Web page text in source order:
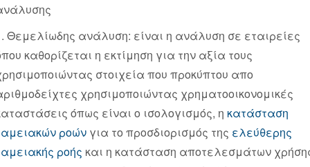
Θεμελίωδης ανάλυση: είναι η ανάλυση σε εταιρείες
καθορίζεται η εκτίμηση για την αξία τους
στοιχεία που προκύπτου απο
χρησιμοποιώντας χρηματοοικονομικές
όπως είναι ο ισολογισμός, η κατάσταση
ροώνγια το προσδιορισμός της ελεύθερης
ροής και η κατάσταση αποτελεσμάτων